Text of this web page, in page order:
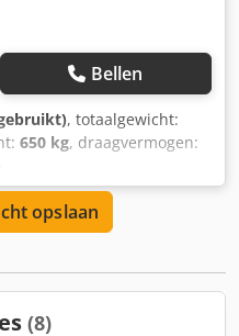
Bellen
, totaalgewicht:
650 kg, draagvermogen:
met bodemuitworp en
Andea Type
MAFFEI. Onderdelen met
starre centrifuge op
middel van een
een schuin kijkglas,
opslaan
(8)